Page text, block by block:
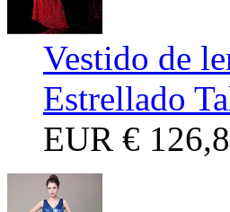
Vestido de
Estrellado
EUR €